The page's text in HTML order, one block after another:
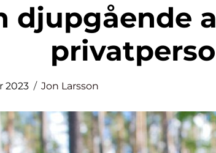
djupgående
2023 Jon Larsson